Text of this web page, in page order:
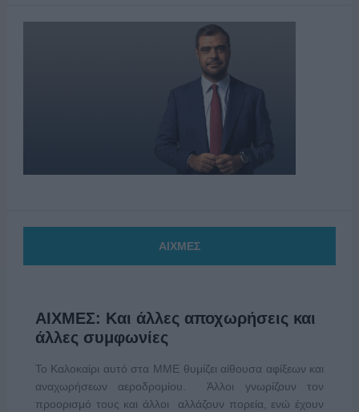
ΑΙΧΜΕΣ
ΑΙΧΜΕΣ: Και άλλες αποχωρήσεις και
άλλες συμφωνίες
Το Καλοκαίρι αυτό στα ΜΜΕ θυμίζει αίθουσα αφίξεων και
αναχωρήσεων αεροδρομίου. Άλλοι γνωρίζουν τον
προορισμό τους και άλλοι αλλάζουν πορεία, ενώ έχουν